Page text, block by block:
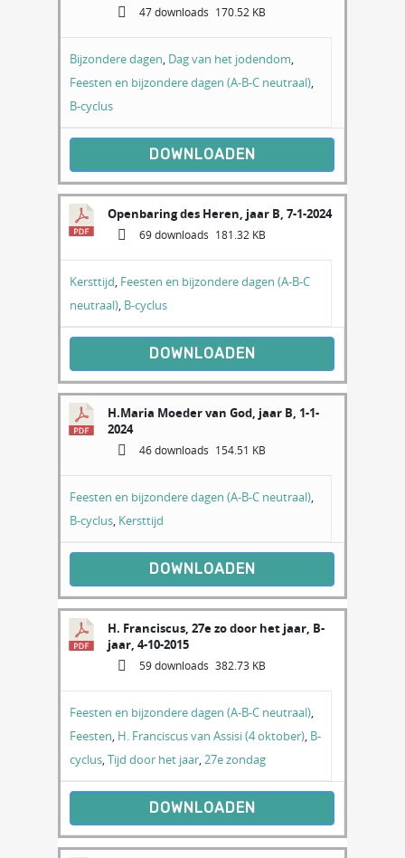
47 downloads 170.52 KB
Bijzondere dagen, Dag van het jodendom,
Feesten en bijzondere dagen (A-B-C neutraal),
B-cyclus
DOWNLOADEN
Openbaring des Heren, jaar B, 7-1-2024
69 downloads 181.32 KB
Kersttijd, Feesten en bijzondere dagen (A-B-C
neutraal), B-cyclus
DOWNLOADEN
H.Maria Moeder van God, jaar B, 1-1-
2024
46 downloads 154.51 KB
Feesten en bijzondere dagen (A-B-C neutraal),
B-cyclus, Kersttijd
DOWNLOADEN
H. Franciscus, 27e zo door het jaar, B-
jaar, 4-10-2015
59 downloads 382.73 KB
Feesten en bijzondere dagen (A-B-C neutraal),
Feesten, H. Franciscus van Assisi (4 oktober), B-
cyclus,Tijd door het jaar,27e zondag
DOWNLOADEN